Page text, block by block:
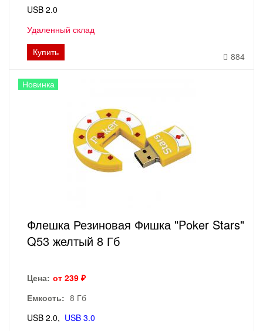
USB 2.0
Удаленный склад
Купить
884
Новинка
Флешка Резиновая Фишка "Poker Stars"
Q53 желтый 8 Гб
Цена: от 239 ₽
Емкость: 8 Гб
USB 2.0
USB 3.0